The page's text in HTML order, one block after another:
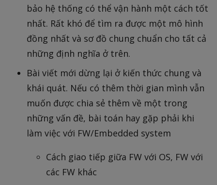
bảo hệ thống có thể vận hành một cách tốt
nhất. Rất khó để tìm ra được một mô hình
đồng nhất và sơ đồ chung chuẩn cho tất cả
những định nghĩa ở trên.
Bài viết mới dừng lại ở kiến thức chung và
khái quát. Nếu có thêm thời gian mình vẫn
muốn được chia sẻ thêm về một trong
những vấn đề, bài toán hay gặp phải khi
làm việc với FW/Embedded system
Cách giao tiếp giữa FW với OS, FW với
các FW khác